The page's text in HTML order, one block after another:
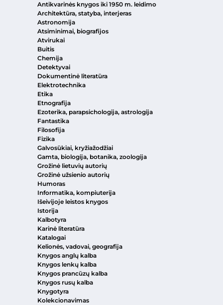
Antikvarinės knygos iki 1950 m. leidimo
Architektūra, statyba, interjeras
Astronomija
Atsiminimai, biografijos
Atvirukai
Buitis
Chemija
Detektyvai
Dokumentinė literatūra
Elektrotechnika
Etika
Etnografija
Ezoterika, parapsichologija, astrologija
Fantastika
Filosofija
Fizika
Galvosūkiai, kryžiažodžiai
Gamta, biologija, botanika, zoologija
Grožinė lietuvių autorių
Grožinė užsienio autorių
Humoras
Informatika, kompiuterija
Išeivijoje leistos knygos
Istorija
Kalbotyra
Karinė literatūra
Katalogai
Kelionės, vadovai, geografija
Knygos anglų kalba
Knygos lenkų kalba
Knygos prancūzų kalba
Knygos rusų kalba
Knygotyra
Kolekcionavimas